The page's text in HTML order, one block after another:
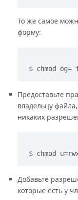
То же самое
форму:
chmod og=
Предоставьте
владельцу
никаких
chmod
Добавьте
которые есть у